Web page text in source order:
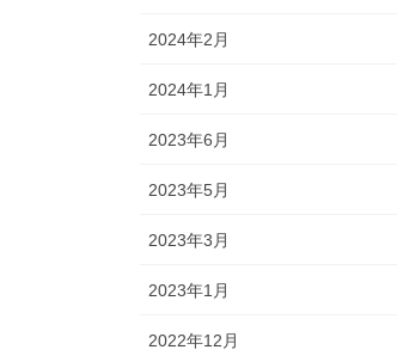
2024年2月
2024年1月
2023年6月
2023年5月
2023年3月
2023年1月
2022年12月